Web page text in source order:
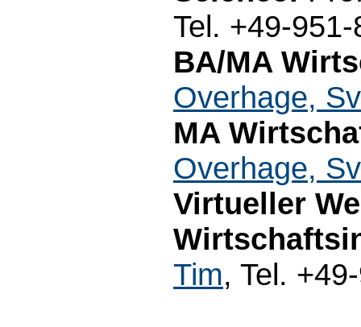
Tel. +49-
BA/MA
Overhage,
MA
Overhage,
Virtueller
Tim, Tel.